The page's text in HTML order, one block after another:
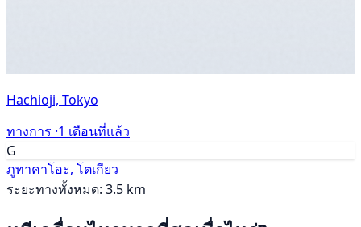
Hachioji, Tokyo
ทางการ ·1 เดือนที่แล้ว
G
ภูทาคาโอะ, โตเกียว
ระยะทางทั้งหมด: 3.5 km